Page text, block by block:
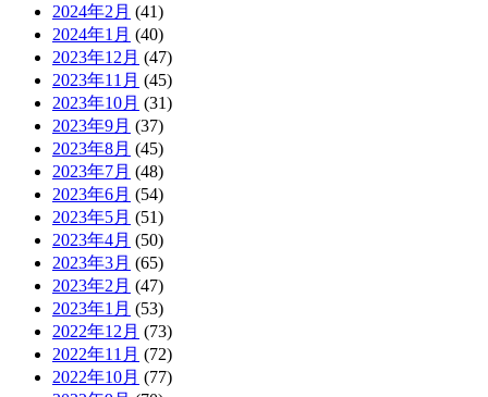
2024年2月 (41)
2024年1月 (40)
2023年12月 (47)
2023年11月 (45)
2023年10月 (31)
2023年9月 (37)
2023年8月 (45)
2023年7月 (48)
2023年6月 (54)
2023年5月 (51)
2023年4月 (50)
2023年3月 (65)
2023年2月 (47)
2023年1月 (53)
2022年12月 (73)
2022年11月 (72)
2022年10月 (77)